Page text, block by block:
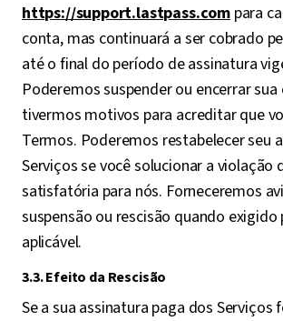
https://support.lastpass.compara
conta, mas continuará a ser cobrado
até o final do período de assinatura
Poderemos suspender ou encerrar
tivermos motivos para acreditar que
Termos. Poderemos restabelecer seu
Serviços se você solucionar a violação
satisfatória para nós. Forneceremos
suspensão ou rescisão quando exigido
aplicável.
3.3. Efeito da Rescisão
Se a sua assinatura paga dos Serviços